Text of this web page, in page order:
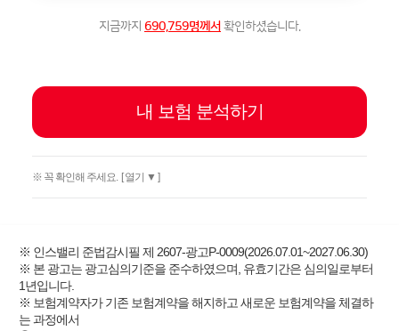
지금까지 690,759명께서 확인하셨습니다.
내 보험 분석하기
※ 꼭 확인해 주세요. [ 열기 ▼ ]
※ 인스밸리 준법감시필 제 2607-광고P-0009(2026.07.01~2027.06.30)
※ 본 광고는 광고심의기준을 준수하였으며, 유효기간은 심의일로부터
1년입니다.
※ 보험계약자가 기존 보험계약을 해지하고 새로운 보험계약을 체결하
는 과정에서